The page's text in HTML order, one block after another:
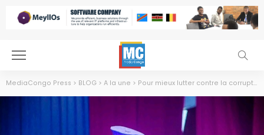
MediaCongo Press > BLOG > A la une > Pour mieux lutter contre la corruption : la Cour des comptes demande à l’Assemblée nationale de reformuler sa loi organique